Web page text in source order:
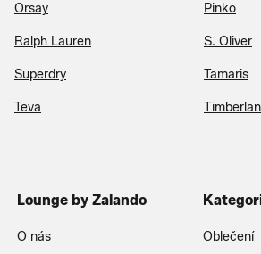
Orsay Pinko
Ralph Lauren S. Oliver
Superdry Tamaris
Teva
Lounge by Zalando
O nás Oblečení